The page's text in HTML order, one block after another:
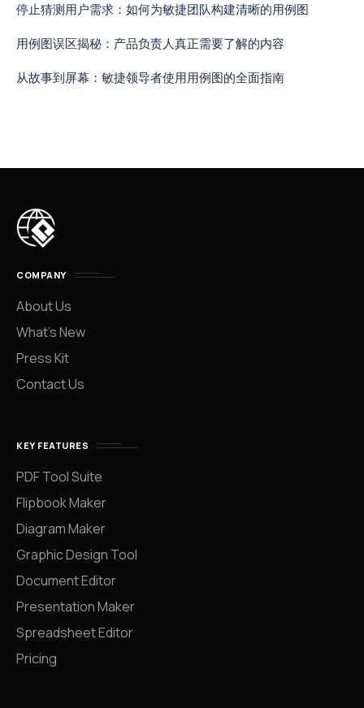
停止猜测用户需求：如何为敏捷团队构建清晰的用例图
用例图误区揭秘：产品负责人真正需要了解的内容
从故事到屏幕：敏捷领导者使用用例图的全面指南
COMPANY
About Us
What’s New
Press Kit
Contact Us
KEY FEATURES
PDF Tool Suite
Flipbook Maker
Diagram Maker
Graphic Design Tool
Document Editor
Presentation Maker
Spreadsheet Editor
Pricing